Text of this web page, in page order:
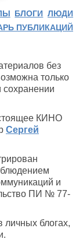
БЛОГИ ЛЮДИ
ПУБЛИКАЦИЙ
без
только
сохранении
КИНО
Сергей
и
ПИ № 77-
блогах,